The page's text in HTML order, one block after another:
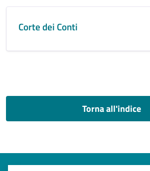
Corte dei Conti
Torna all'indice